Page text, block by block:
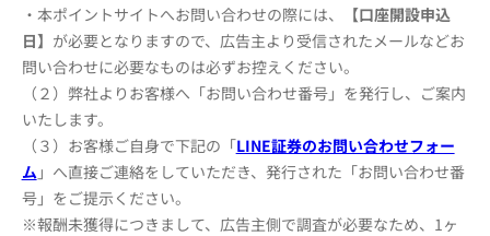
・本ポイントサイトへお問い合わせの際には、
【口座開設申込
日】 が必要となりますので、広告主より受信されたメールなどお
問い合わせに必要なものは必ずお控えください。
（２）弊社よりお客様へ「お問い合わせ番号」を発行し、ご案内
いたします。
（３）お客様ご自身で下記の「LINE証券のお問い合わせフォー
ム 」へ直接ご連絡をしていただき、発行された「お問い合わせ番
号」をご提示ください。
※報酬未獲得につきまして、広告主側で調査が必要なため、1ヶ